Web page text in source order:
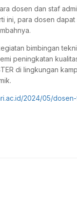
dosen dan staf
ini, para dosen
bimbingan
peningkatan
di lingkungan
2024/05/